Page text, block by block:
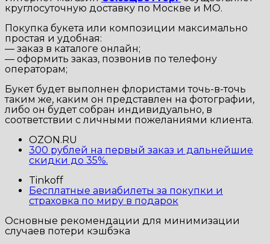
круглосуточную доставку по Москве и МО.
Покупка букета или композиции максимально
простая и удобная:
— заказ в каталоге онлайн;
— оформить заказ, позвонив по телефону
операторам;
Букет будет выполнен флористами точь-в-точь
таким же, каким он представлен на фотографии,
либо он будет собран индивидуально, в
соответствии с личными пожеланиями клиента.
OZON.RU
300 рублей на первый заказ и дальнейшие
скидки до 35%.
Tinkoff
Бесплатные авиабилеты за покупки и
страховка по миру в подарок
Основные рекомендации для минимизации
случаев потери кэшбэка